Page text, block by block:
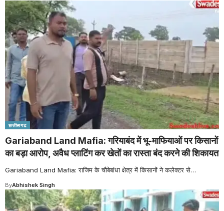
छत्तीसगढ
Gariaband Land Mafia: गरियाबंद में भू-माफियाओं पर किसानों
का बड़ा आरोप, अवैध प्लाटिंग कर खेतों का रास्ता बंद करने की शिकायत
Gariaband Land Mafia: राजिम के चौबेबांधा क्षेत्र में किसानों ने कलेक्टर से…
ByAbhishek Singh